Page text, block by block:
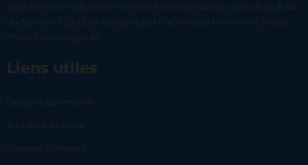
(établissement de paiement dont le siège social est situé au 8 rue
du Sentier, 75002 Paris, agréé par l’ACPR sous le numéro 16568) -
https://www.regafi.fr/
Liens utiles
Devenir partenaire
À propos de nous
Rapport d’impact